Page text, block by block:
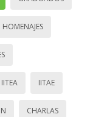
HOMENAJES
IITEA IITAE
CHARLAS